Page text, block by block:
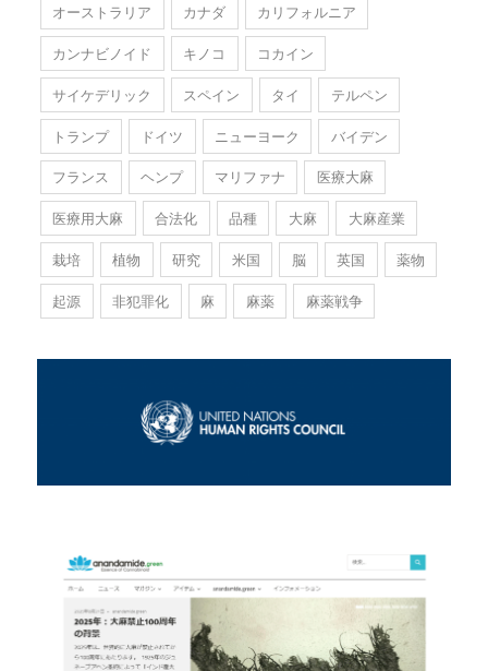
オーストラリア
カナダ
カリフォルニア
カンナビノイド
キノコ
コカイン
サイケデリック
スペイン タイ
テルペン
トランプ
ドイツ ニューヨーク
バイデン
フランス
ヘンプ マリファナ
医療大麻
医療用大麻
合法化 品種 大麻
大麻産業
栽培
植物 研究 米国 脳 英国
薬物
起源
非犯罪化 麻 麻薬 麻薬戦争